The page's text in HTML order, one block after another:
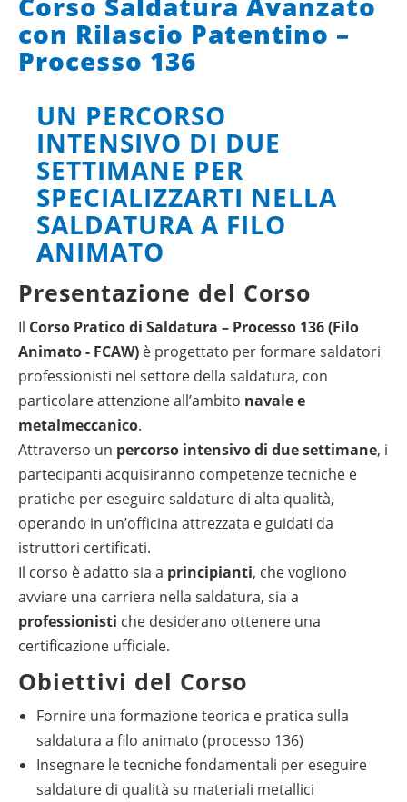
con Rilascio Patentino –
Processo 136
UN PERCORSO
INTENSIVO DI DUE
SETTIMANE PER
SPECIALIZZARTI NELLA
SALDATURA A FILO
ANIMATO
Presentazione del Corso
Il Corso Pratico di Saldatura – Processo 136 (Filo
Animato - FCAW) è progettato per formare saldatori
professionisti nel settore della saldatura, con
particolare attenzione all’ambito navale e
metalmeccanico.
Attraverso un percorso intensivo di due settimane, i
partecipanti acquisiranno competenze tecniche e
pratiche per eseguire saldature di alta qualità,
operando in un’officina attrezzata e guidati da
istruttori certificati.
Il corso è adatto sia a principianti, che vogliono
avviare una carriera nella saldatura, sia a
professionisti che desiderano ottenere una
certificazione ufficiale.
Obiettivi del Corso
Fornire una formazione teorica e pratica sulla
saldatura a filo animato (processo 136)
Insegnare le tecniche fondamentali per eseguire
saldature di qualità su materiali metallici